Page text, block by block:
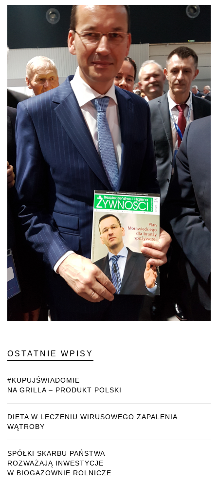
OSTATNIE WPISY
#KUPUJŚWIADOMIE
NA GRILLA – PRODUKT POLSKI
DIETA W LECZENIU WIRUSOWEGO ZAPALENIA
WĄTROBY
SPÓŁKI SKARBU PAŃSTWA
ROZWAŻAJĄ INWESTYCJE
W BIOGAZOWNIE ROLNICZE